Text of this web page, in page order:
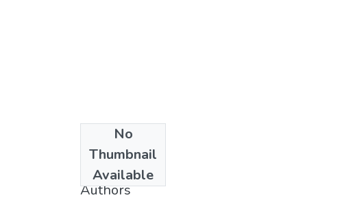
No
Thumbnail
Available
2010
Authors